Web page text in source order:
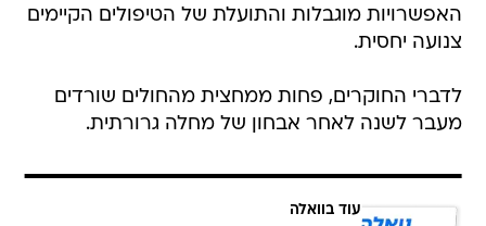
האפשרויות מוגבלות והתועלת של הטיפולים הקיימים
צנועה יחסית.
לדברי החוקרים, פחות ממחצית מהחולים שורדים
מעבר לשנה לאחר אבחון של מחלה גרורתית.
עוד בוואלה